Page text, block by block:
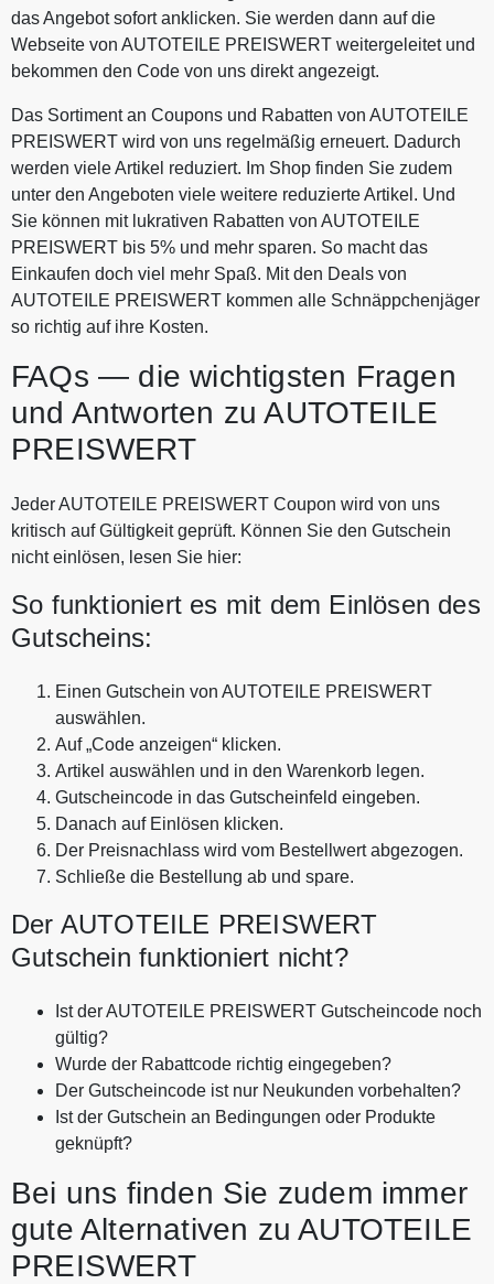
das Angebot sofort anklicken. Sie werden dann auf die
Webseite von AUTOTEILE PREISWERT weitergeleitet und
bekommen den Code von uns direkt angezeigt.
Das Sortiment an Coupons und Rabatten von AUTOTEILE
PREISWERT wird von uns regelmäßig erneuert. Dadurch
werden viele Artikel reduziert. Im Shop finden Sie zudem
unter den Angeboten viele weitere reduzierte Artikel. Und
Sie können mit lukrativen Rabatten von AUTOTEILE
PREISWERT bis 5% und mehr sparen. So macht das
Einkaufen doch viel mehr Spaß. Mit den Deals von
AUTOTEILE PREISWERT kommen alle Schnäppchenjäger
so richtig auf ihre Kosten.
FAQs — die wichtigsten Fragen
und Antworten zu AUTOTEILE
PREISWERT
Jeder AUTOTEILE PREISWERT Coupon wird von uns
kritisch auf Gültigkeit geprüft. Können Sie den Gutschein
nicht einlösen, lesen Sie hier:
So funktioniert es mit dem Einlösen des
Gutscheins:
Einen Gutschein von AUTOTEILE PREISWERT
auswählen.
Auf „Code anzeigen“ klicken.
Artikel auswählen und in den Warenkorb legen.
Gutscheincode in das Gutscheinfeld eingeben.
Danach auf Einlösen klicken.
Der Preisnachlass wird vom Bestellwert abgezogen.
Schließe die Bestellung ab und spare.
Der AUTOTEILE PREISWERT
Gutschein funktioniert nicht?
Ist der AUTOTEILE PREISWERT Gutscheincode noch
gültig?
Wurde der Rabattcode richtig eingegeben?
Der Gutscheincode ist nur Neukunden vorbehalten?
Ist der Gutschein an Bedingungen oder Produkte
geknüpft?
Bei uns finden Sie zudem immer
gute Alternativen zu AUTOTEILE
PREISWERT